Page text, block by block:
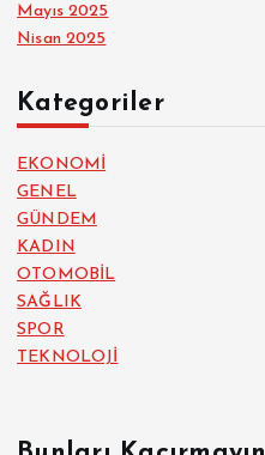
Mayıs 2025
Nisan 2025
Kategoriler
EKONOMİ
GENEL
GÜNDEM
KADIN
OTOMOBİL
SAĞLIK
SPOR
TEKNOLOJİ